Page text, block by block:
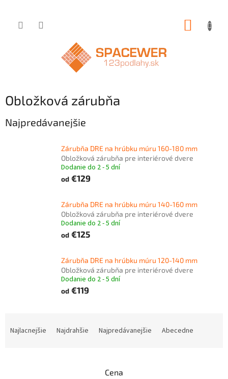
Obložková zárubňa
Najpredávanejšie
Zárubňa DRE na hrúbku múru 160-180 mm
Obložková zárubňa pre interiérové dvere
Dodanie do 2 - 5 dní
od €129
Zárubňa DRE na hrúbku múru 140-160 mm
Obložková zárubňa pre interiérové dvere
Dodanie do 2 - 5 dní
od €125
Zárubňa DRE na hrúbku múru 120-140 mm
Obložková zárubňa pre interiérové dvere
Dodanie do 2 - 5 dní
od €119
Najlacnejšie Najdrahšie Najpredávanejšie Abecedne
Cena